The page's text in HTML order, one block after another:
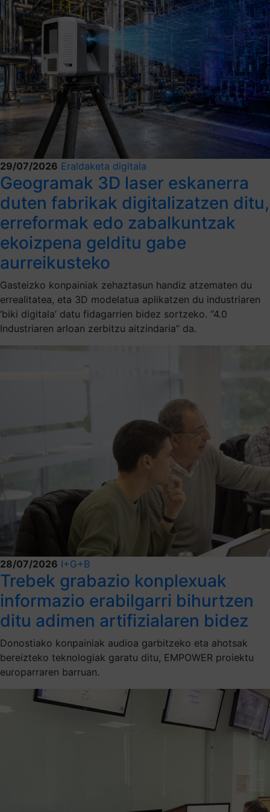
29/07/2026 Eraldaketa digitala
Geogramak 3D laser eskanerra
duten fabrikak digitalizatzen ditu,
erreformak edo zabalkuntzak
ekoizpena gelditu gabe
aurreikusteko
Gasteizko konpainiak zehaztasun handiz atzematen du
errealitatea, eta 3D modelatua aplikatzen du industriaren
‘biki digitala’ datu fidagarrien bidez sortzeko. “4.0
Industriaren arloan zerbitzu aitzindaria” da.
28/07/2026 I+G+B
Trebek grabazio konplexuak
informazio erabilgarri bihurtzen
ditu adimen artifizialaren bidez
Donostiako konpainiak audioa garbitzeko eta ahotsak
bereizteko teknologiak garatu ditu, EMPOWER proiektu
europarraren barruan.